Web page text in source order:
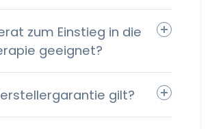
zum Einstieg in die
geeignet?
gilt?